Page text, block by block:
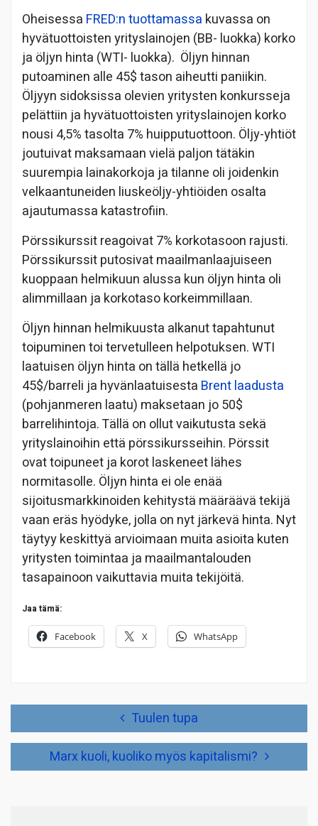
Oheisessa FRED:n tuottamassa kuvassa on
hyvätuottoisten yrityslainojen (BB- luokka) korko
ja öljyn hinta (WTI- luokka). Öljyn hinnan
putoaminen alle 45$ tason aiheutti paniikin.
Öljyyn sidoksissa olevien yritysten konkursseja
pelättiin ja hyvätuottoisten yrityslainojen korko
nousi 4,5% tasolta 7% huipputuottoon. Öljy-yhtiöt
joutuivat maksamaan vielä paljon tätäkin
suurempia lainakorkoja ja tilanne oli joidenkin
velkaantuneiden liuskeöljy-yhtiöiden osalta
ajautumassa katastrofiin.
Pörssikurssit reagoivat 7% korkotasoon rajusti.
Pörssikurssit putosivat maailmanlaajuiseen
kuoppaan helmikuun alussa kun öljyn hinta oli
alimmillaan ja korkotaso korkeimmillaan.
Öljyn hinnan helmikuusta alkanut tapahtunut
toipuminen toi tervetulleen helpotuksen. WTI
laatuisen öljyn hinta on tällä hetkellä jo
45$/barreli ja hyvänlaatuisesta Brent laadusta
(pohjanmeren laatu) maksetaan jo 50$
barrelihintoja. Tällä on ollut vaikutusta sekä
yrityslainoihin että pörssikursseihin. Pörssit
ovat toipuneet ja korot laskeneet lähes
normitasolle. Öljyn hinta ei ole enää
sijoitusmarkkinoiden kehitystä määräävä tekijä
vaan eräs hyödyke, jolla on nyt järkevä hinta. Nyt
täytyy keskittyä arvioimaan muita asioita kuten
yritysten toimintaa ja maailmantalouden
tasapainoon vaikuttavia muita tekijöitä.
Jaa tämä:
Facebook X WhatsApp
Tuulen tupa
Marx kuoli, kuoliko myös kapitalismi?